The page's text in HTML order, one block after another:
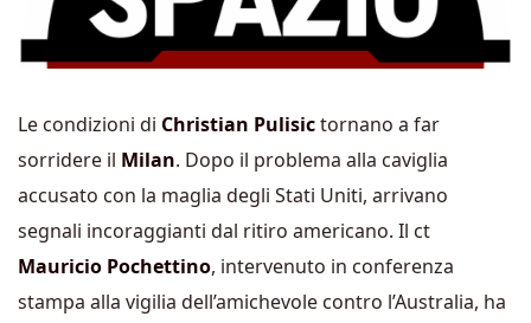
Le condizioni di Christian Pulisictornano a far
sorridere il Milan. Dopo il problema alla caviglia
accusato con la maglia degli Stati Uniti, arrivano
segnali incoraggianti dal ritiro americano. Il ct
Mauricio Pochettino, intervenuto in conferenza
stampa alla vigilia dell’amichevole contro l’Australia, ha